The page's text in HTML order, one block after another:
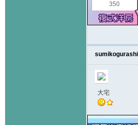
350
sumikogurashi
大宅